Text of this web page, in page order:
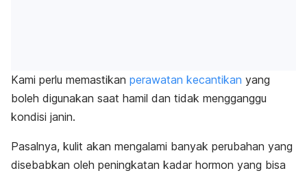
Kami perlu memastikan perawatan kecantikan yang
boleh digunakan saat hamil dan tidak mengganggu
kondisi janin.
Pasalnya, kulit akan mengalami banyak perubahan yang
disebabkan oleh peningkatan kadar hormon yang bisa